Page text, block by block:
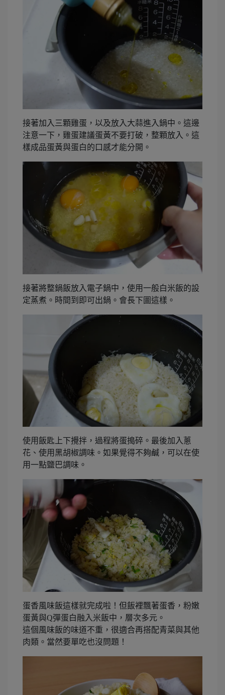
接著加入三顆雞蛋，以及放入大蒜進入鍋中。這邊
注意一下，雞蛋建議蛋黃不要打破，整顆放入。這
樣成品蛋黃與蛋白的口感才能分開。
接著將整鍋飯放入電子鍋中，使用一般白米飯的設
定蒸煮。時間到即可出鍋。會長下圖這樣。
使用飯匙上下攪拌，過程將蛋搗碎。最後加入蔥
花、使用黑胡椒調味。如果覺得不夠鹹，可以在使
用一點鹽巴調味。
蛋香風味飯這樣就完成啦！但飯裡飄著蛋香，粉嫩
蛋黃與Q彈蛋白融入米飯中，層次多元。
這個風味飯的味道不重，很適合再搭配青菜與其他
肉類。當然要單吃也沒問題！